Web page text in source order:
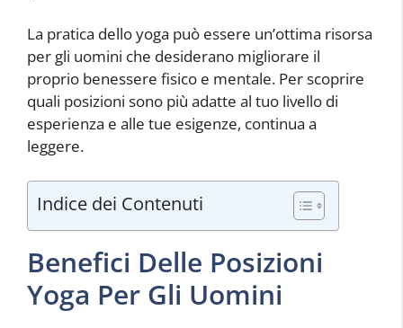
La pratica dello yoga può essere un’ottima risorsa
per gli uomini che desiderano migliorare il
proprio benessere fisico e mentale. Per scoprire
quali posizioni sono più adatte al tuo livello di
esperienza e alle tue esigenze, continua a
leggere.
Indice dei Contenuti
Benefici Delle Posizioni
Yoga Per Gli Uomini